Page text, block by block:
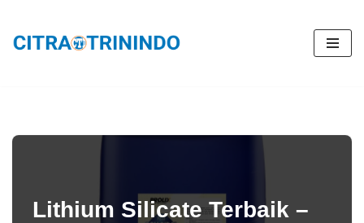
Lompat
Lithium Silicate Terbaik –